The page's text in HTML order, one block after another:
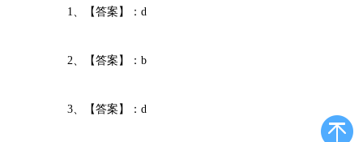
1、【答案】：d
2、【答案】：b
3、【答案】：d